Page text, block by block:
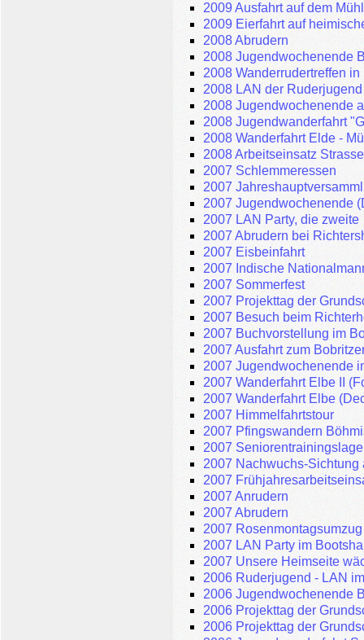
2009 Ausfahrt auf dem
2009 Eierfahrt auf
2008 Abrudern
2008 Jugendwochenende
2008 Wanderrudertreffen in
2008 LAN der Ruderjugend
2008 Jugendwochenende
2008 Jugendwanderfahrt
2008 Wanderfahrt Elde -
2008 Arbeitseinsatz
2007 Schlemmeressen
2007
2007 Jugendwochenende
2007 LAN Party, die zweite
2007 Abrudern bei
2007 Eisbeinfahrt
2007 Indische
2007 Sommerfest
2007 Projekttag der
2007 Besuch beim
2007 Buchvorstellung im
2007 Ausfahrt zum
2007 Jugendwochenende
2007 Wanderfahrt Elbe II
2007 Wanderfahrt Elbe
2007 Himmelfahrtstour
2007 Pfingswandern
2007
2007 Nachwuchs-Sichtung
2007
2007 Anrudern
2007 Abrudern
2007
2007 LAN Party im
2007 Unsere Heimseite
2006 Ruderjugend - LAN
2006 Jugendwochenende
2006 Projekttag der
2006 Projekttag der